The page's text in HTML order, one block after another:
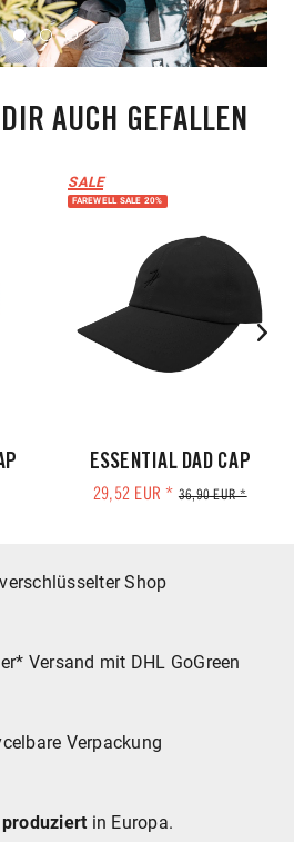
AUCH GEFALLEN
SALE
FAREWELL SALE 20%
ESSENTIAL DAD CAP
29,52 EUR * 36,90 EUR *
Shop
Versand mit DHL GoGreen
Verpackung
in Europa.